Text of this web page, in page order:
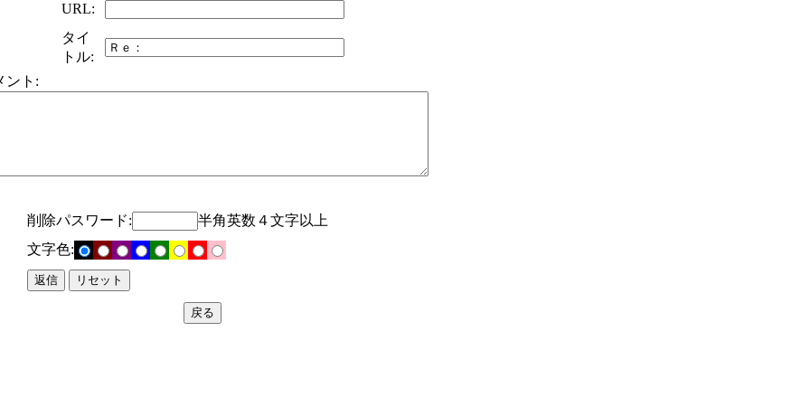
URL:
タイ
トル:
ント:
削除パスワード:
半角英数４文字以上
文字色: